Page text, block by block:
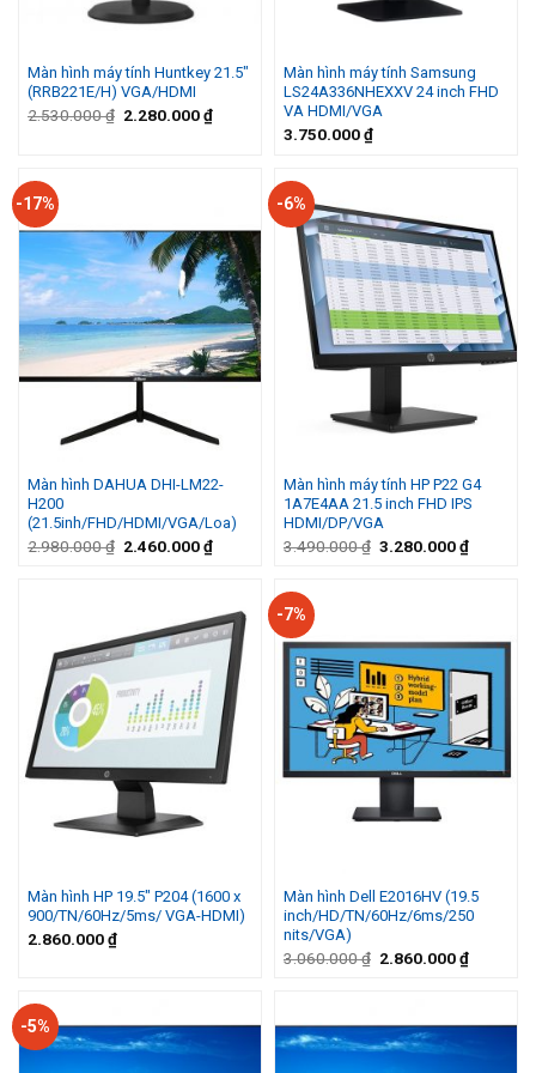
Màn hình máy tính Huntkey 21.5″
(RRB221E/H) VGA/HDMI
2.530.000₫ Giá
2.280.000₫Giá
2.280.000 ₫.
Màn hình máy tính Samsung
LS24A336NHEXXV 24 inch FHD
VA HDMI/VGA
3.750.000₫
-17%
Màn hình DAHUA DHI-LM22-
H200
(21.5inh/FHD/HDMI/VGA/Loa)
2.980.000₫ Giá
2.460.000₫Giá
2.460.000 ₫.
-6%
Màn hình máy tính HP P22 G4
1A7E4AA 21.5 inch FHD IPS
HDMI/DP/VGA
3.490.000₫ Giá
3.280.000₫Giá
Màn hình HP 19.5″ P204 (1600 x
900/TN/60Hz/5ms/ VGA-HDMI)
2.860.000₫
-7%
Màn hình Dell E2016HV (19.5
inch/HD/TN/60Hz/6ms/250
nits/VGA)
3.060.000₫ Giá
2.860.000₫Giá
-5%